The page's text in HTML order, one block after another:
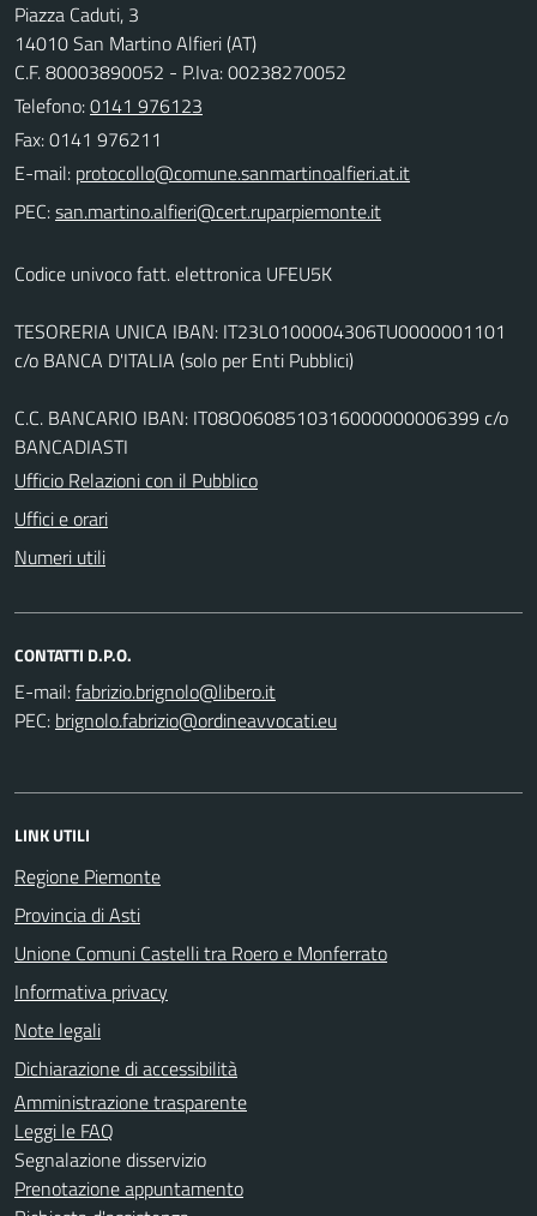
Piazza Caduti, 3
14010 San Martino Alfieri (AT)
C.F. 80003890052 - P.Iva: 00238270052
Telefono:0141 976123
Fax: 0141 976211
E-mail:
PEC:
Codice univoco fatt. elettronica UFEU5K
TESORERIA UNICA IBAN: IT23L0100004306TU0000001101
c/o BANCA D'ITALIA (solo per Enti Pubblici)
C.C. BANCARIO IBAN: IT08O0608510316000000006399 c/o
BANCADIASTI
Ufficio Relazioni con il Pubblico
Uffici e orari
Numeri utili
CONTATTI D.P.O.
E-mail:
PEC:
LINK UTILI
Regione Piemonte
Provincia di Asti
Unione Comuni Castelli tra Roero e Monferrato
Informativa privacy
Note legali
Dichiarazione di accessibilità
Amministrazione trasparente
Leggi le FAQ
Segnalazione disservizio
Prenotazione appuntamento